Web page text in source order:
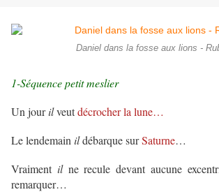
Daniel dans la fosse aux lions -
1-Séquence petit meslier
Un jourilveutdécrocher la lune…
Le lendemain ildébarque surSaturne…
Vraiment il ne recule devant aucune
remarquer…